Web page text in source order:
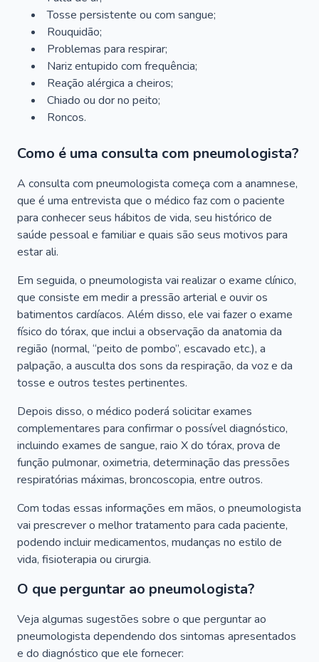
Tosse persistente ou com sangue;
Rouquidão;
Problemas para respirar;
Nariz entupido com frequência;
Reação alérgica a cheiros;
Chiado ou dor no peito;
Roncos.
Como é uma consulta com pneumologista?
A consulta com pneumologista começa com a anamnese,
que é uma entrevista que o médico faz com o paciente
para conhecer seus hábitos de vida, seu histórico de
saúde pessoal e familiar e quais são seus motivos para
estar ali.
Em seguida, o pneumologista vai realizar o exame clínico,
que consiste em medir a pressão arterial e ouvir os
batimentos cardíacos. Além disso, ele vai fazer o exame
físico do tórax, que inclui a observação da anatomia da
região (normal, “peito de pombo”, escavado etc.), a
palpação, a ausculta dos sons da respiração, da voz e da
tosse e outros testes pertinentes.
Depois disso, o médico poderá solicitar exames
complementares para confirmar o possível diagnóstico,
incluindo exames de sangue, raio X do tórax, prova de
função pulmonar, oximetria, determinação das pressões
respiratórias máximas, broncoscopia, entre outros.
Com todas essas informações em mãos, o pneumologista
vai prescrever o melhor tratamento para cada paciente,
podendo incluir medicamentos, mudanças no estilo de
vida, fisioterapia ou cirurgia.
O que perguntar ao pneumologista?
Veja algumas sugestões sobre o que perguntar ao
pneumologista dependendo dos sintomas apresentados
e do diagnóstico que ele fornecer: